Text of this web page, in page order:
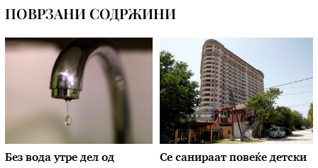
ПОВРЗАНИ СОДРЖИНИ
Без вода утре дел од
Се санираат повеќе детски